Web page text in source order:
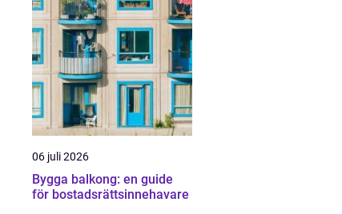
06 juli 2026
Bygga balkong: en guide
för bostadsrättsinnehavare